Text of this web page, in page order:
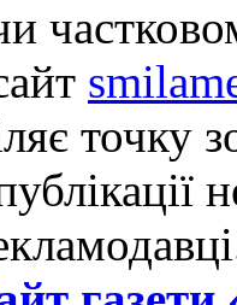
точку